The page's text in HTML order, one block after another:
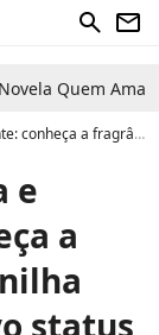
search newsletter
Novela Quem Ama
da perfumaria italiana e redefine o aroma gourmand em 2026
e
a
status